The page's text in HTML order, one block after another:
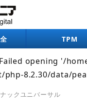
TPM
jiopm2024/pe-
digital.jp/
opening '/
php-8.2.30/data/
ックユニバーサル